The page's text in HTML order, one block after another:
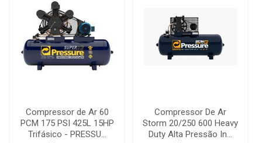
Compressor de Ar 60
PCM 175 PSI 425L 15HP
Trifásico - PRESSU...
Compressor De Ar
Storm 20/250 600 Heavy
Duty Alta Pressão In...